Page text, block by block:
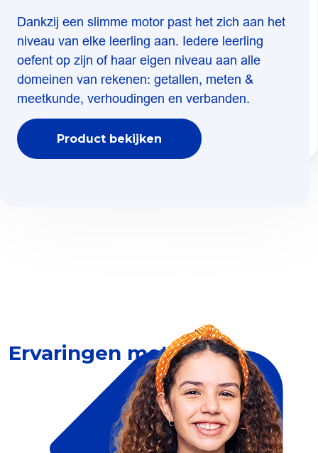
Dankzij een slimme motor past het zich aan het
niveau van elke leerling aan. Iedere leerling
oefent op zijn of haar eigen niveau aan alle
domeinen van rekenen: getallen, meten &
meetkunde, verhoudingen en verbanden.
Product bekijken
Ervaringen met Dia